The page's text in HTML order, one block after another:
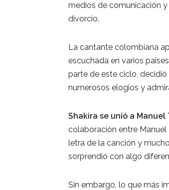
medios de comunicación
divorcio.
La cantante colombiana
escuchada en varios
parte de este ciclo,
numerosos elogios y
Shakira se unió a Manuel
colaboración entre
letra de la canción y
sorprendió con algo
Sin embargo, lo que más